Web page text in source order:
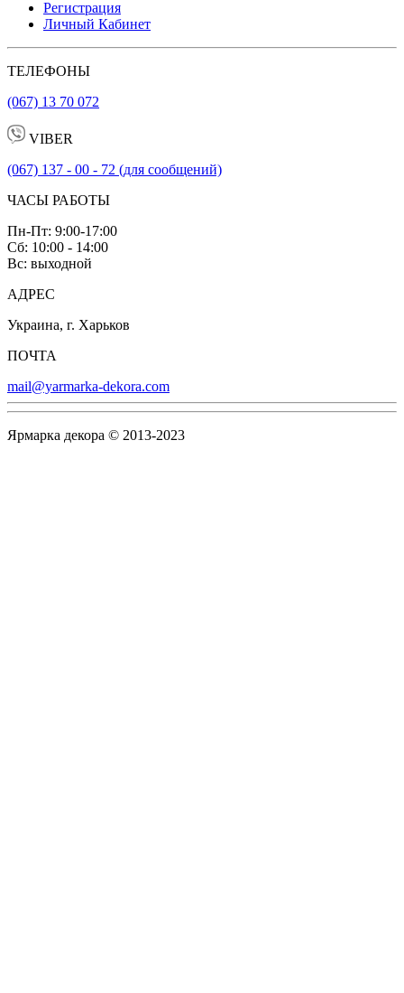
Регистрация
Личный Кабинет
ТЕЛЕФОНЫ
(067) 13 70 072
VIBER
(067) 137 - 00 - 72 (для сообщений)
ЧАСЫ РАБОТЫ
Пн-Пт: 9:00-17:00
Сб: 10:00 - 14:00
Вс: выходной
АДРЕС
Украина, г. Харьков
ПОЧТА
mail@yarmarka-dekora.com
Ярмарка декора © 2013-2023